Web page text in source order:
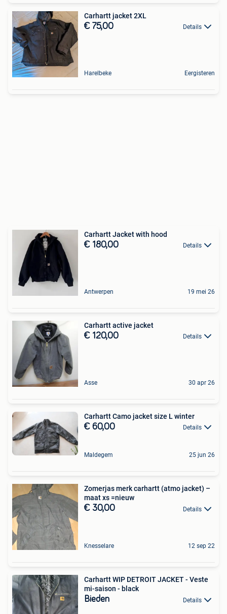
Carhartt jacket 2XL
€ 75,00 Details
Harelbeke Eergisteren
Carhartt Jacket with hood
€ 180,00 Details
Antwerpen 19 mei 26
Carhartt active jacket
€ 120,00 Details
Asse 30 apr 26
Carhartt Camo jacket size L winter
€ 60,00 Details
Maldegem 25 jun 26
Zomerjas merk carhartt (atmo jacket) –
maat xs =nieuw
€ 30,00 Details
Knesselare 12 sep 22
Carhartt WIP DETROIT JACKET - Veste
mi-saison - black
Bieden Details